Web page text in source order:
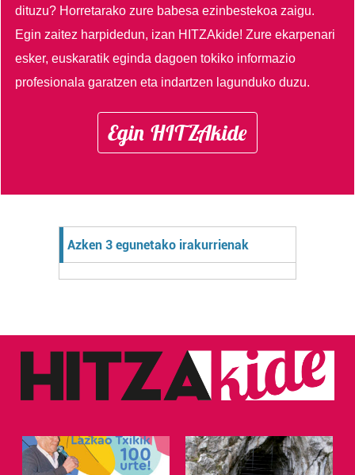
dituzu? Horretarako zure babesa ezinbestekoa zaigu.
Egin zaitez harpidedun, izan HITZAkide!Zure ekarpenari
esker, euskaratik eginda dagoen tokiko informazio
profesionala garatzen eta indartzen lagunduko duzu.
Egin HITZAkide
Azken 3 egunetako irakurrienak